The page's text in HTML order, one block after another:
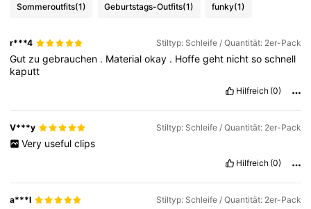
Sommeroutfits(1) Geburtstags-Outfits(1) funky(1)
r***4 Stiltyp: Schleife / Quantität: 2er-Pack
Gut zugebrauchen . Materialokay . Hoffegeht nichtsoschnell
kaputt
Hilfreich (0)
V***y Stiltyp: Schleife / Quantität: 2er-Pack
Very useful clips
Hilfreich (0)
a***l Stiltyp: Schleife / Quantität: 2er-Pack